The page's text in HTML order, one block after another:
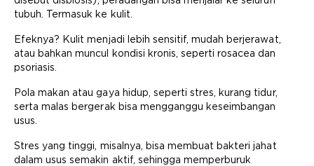
tubuh. Termasuk ke kulit.
Efeknya? Kulit menjadi lebih sensitif, mudah berjerawat,
atau bahkan muncul kondisi kronis, seperti rosacea dan
psoriasis.
Pola makan atau gaya hidup, seperti stres, kurang tidur,
serta malas bergerak bisa mengganggu keseimbangan
usus.
Stres yang tinggi, misalnya, bisa membuat bakteri jahat
dalam usus semakin aktif, sehingga memperburuk